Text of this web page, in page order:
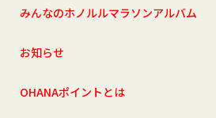
みんなのホノルルマラソンアルバム
お知らせ
OHANAポイントとは